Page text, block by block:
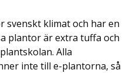
svenskt klimat och har en
plantor är extra tuffa och
Alla
inte till e-plantorna, så